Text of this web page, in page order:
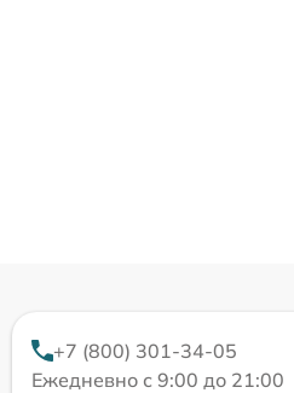
+7 (800) 301-34-05
Ежедневно с 9:00 до 21:00